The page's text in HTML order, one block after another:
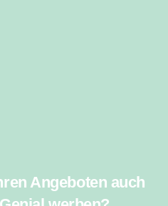
Angeboten auch